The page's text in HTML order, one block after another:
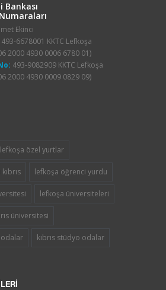
Bankası
Ekinci
493-6678001 KKTC Lefkoşa
2000 4930 0006 6780 01)
493-9082909 KKTC Lefkoşa
2000 4930 0009 0829 09)
lefkoşa özel yurtlar
lefkoşa öğrenci yurdu
lefkoşa üniversiteleri
üniversitesi
kıbrıs stüdyo odalar